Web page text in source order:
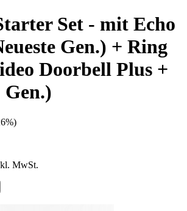
Set - mit Echo
Gen.) + Ring
Doorbell Plus +
)
MwSt.